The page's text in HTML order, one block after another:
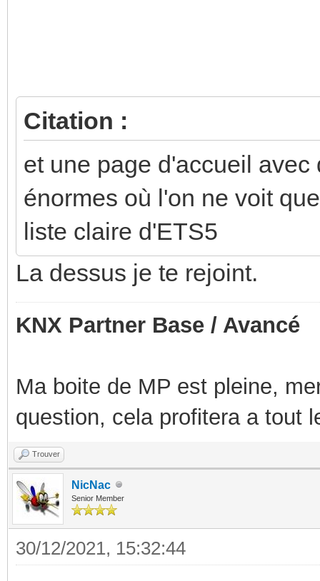
Citation :
et une page d'accueil
énormes où l'on ne voit
liste claire d'ETS5
La dessus je te rejoint.
KNX Partner Base / Avancé
Ma boite de MP est pleine,
question, cela profitera a tout
Trouver
NicNac
Senior Member
30/12/2021, 15:32:44